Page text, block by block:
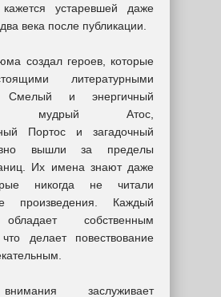
устаревшей даже
века после публикации.
создал героев, которые
литературными
Смелый и энергичный
мудрый Атос,
Портос и загадочный
вышли за пределы
Их имена знают даже
никогда не читали
произведения. Каждый
собственным
делает повествование
заслуживает